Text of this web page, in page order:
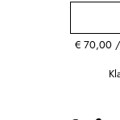
€ 70,00